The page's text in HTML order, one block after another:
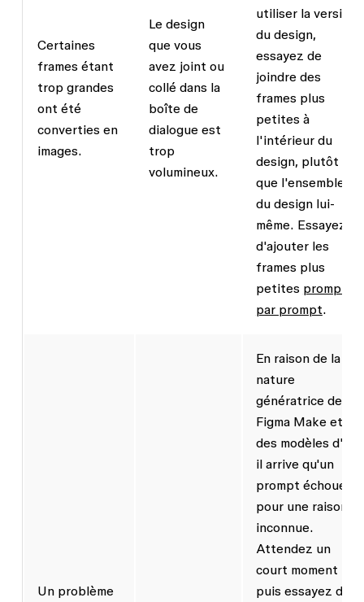
Certaines
frames étant
trop grandes
ont été
converties en
images.
Le design
que vous
avez joint ou
collé dans la
boîte de
dialogue est
trop
volumineux.
utiliser la version
du design,
essayez de
joindre des
frames plus
petites à
l'intérieur du
design, plutôt
que l'ensemble
du design lui-
même. Essayez
d'ajouter les
frames plus
petites prompt
par prompt.
Un problème
En raison de la
nature
génératrice de
Figma Make et
des modèles d'IA,
il arrive qu'un
prompt échoue
pour une raison
inconnue.
Attendez un
court moment
puis essayez de